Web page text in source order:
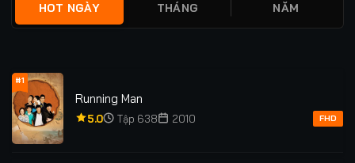
HOT NGÀY THÁNG NĂM
#1
Running Man
5.0 Tập 638 2010 FHD